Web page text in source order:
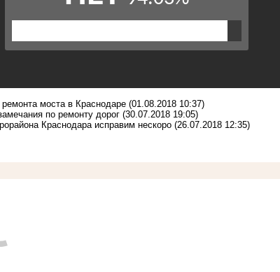
моста в Краснодаре (01.08.2018 10:37)
по ремонту дорог (30.07.2018 19:05)
Краснодара исправим нескоро (26.07.2018 12:35)